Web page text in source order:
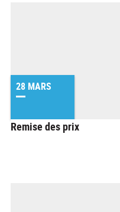
28 MARS
Remise des prix